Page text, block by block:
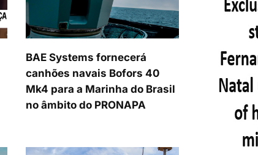
BAE Systems fornecerá
canhões navais Bofors 40
Mk4 para a Marinha do Brasil
no âmbito do PRONAPA